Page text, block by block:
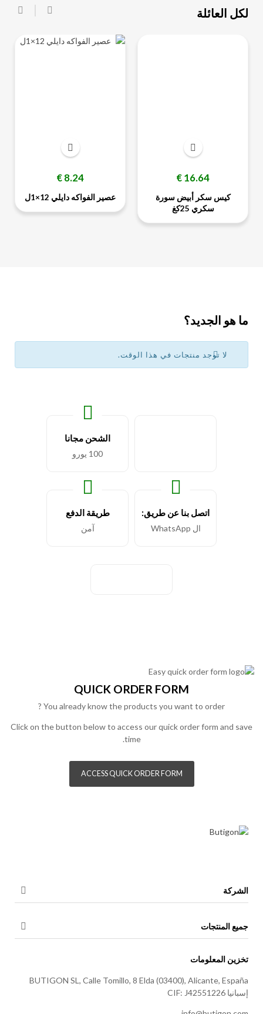
لكل العائلة
السعر
16.64 €
كيس سكر أبيض سورة
سكري 25كغ
السعر
8.24 €
عصير الفواكه دايلي 12×1ل
ما هو الجديد؟
لا توجد منتجات في هذا الوقت.
الشحن مجانا
100 يورو
اتصل بنا عن طريق:
ال WhatsApp
طريقة الدفع
آمن
QUICK ORDER FORM
You already know the products you want to order ?
Click on the button below to access our quick order form and save
time.
ACCESS QUICK ORDER FORM
الشركة
جميع المنتجات
تخزين المعلومات
BUTIGON SL, Calle Tomillo, 8 Elda (03400), Alicante, España
إسبانيا CIF: J42551226